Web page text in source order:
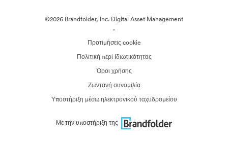
©2026 Brandfolder, Inc. Digital Asset Management
·
Προτιμήσεις cookie
Πολιτική περί Ιδιωτικότητας
Όροι χρήσης
Ζωντανή συνομιλία
Υποστήριξη μέσω ηλεκτρονικού ταχυδρομείου
Με την υποστήριξη της